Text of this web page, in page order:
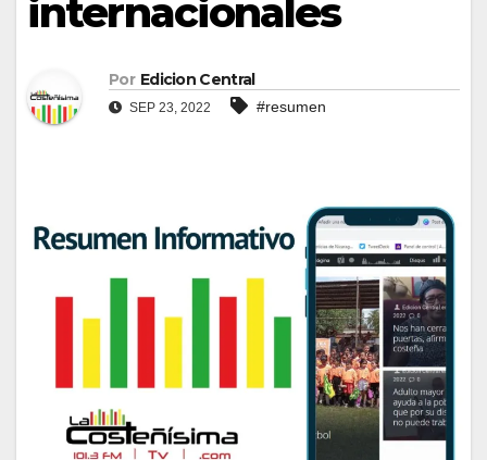
internacionales
Por Edicion Central
SEP 23, 2022 #resumen